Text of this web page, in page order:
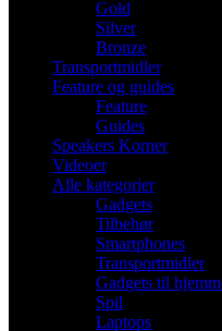
Gold
Silver
Bronze
Transportmidler
Feature og guides
Feature
Guides
Speakers Korner
Videoer
Alle kategorier
Gadgets
Tilbehør
Smartphones
Transportmidler
Gadgets til
Spil
Laptops